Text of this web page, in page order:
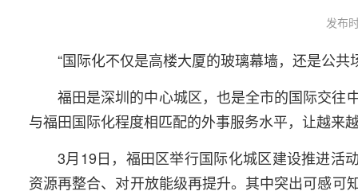
发布
“国际化不仅是高楼大厦的玻璃幕墙，还是公
福田是深圳的中心城区，也是全市的国际交往
与福田国际化程度相匹配的外事服务水平，让越来
3月19日，福田区举行国际化城区建设推进活
资源再整合、对开放能级再提升。其中突出可感